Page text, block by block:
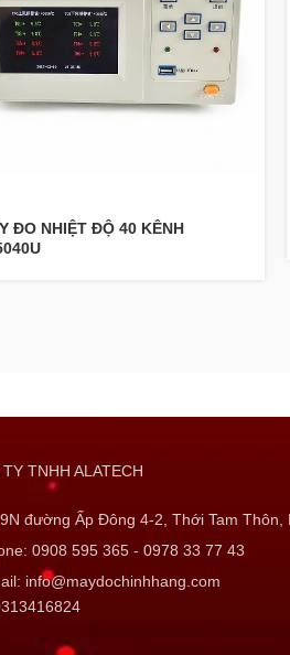
ĐO NHIỆT ĐỘ 40 KÊNH
TNHH ALATECH
đường Ấp Đông 4-2, Thới Tam Thôn,
0908 595 365 - 0978 33 77 43
info@maydochinhhang.com